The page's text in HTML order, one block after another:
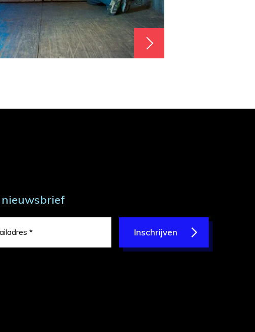
Inschrijven